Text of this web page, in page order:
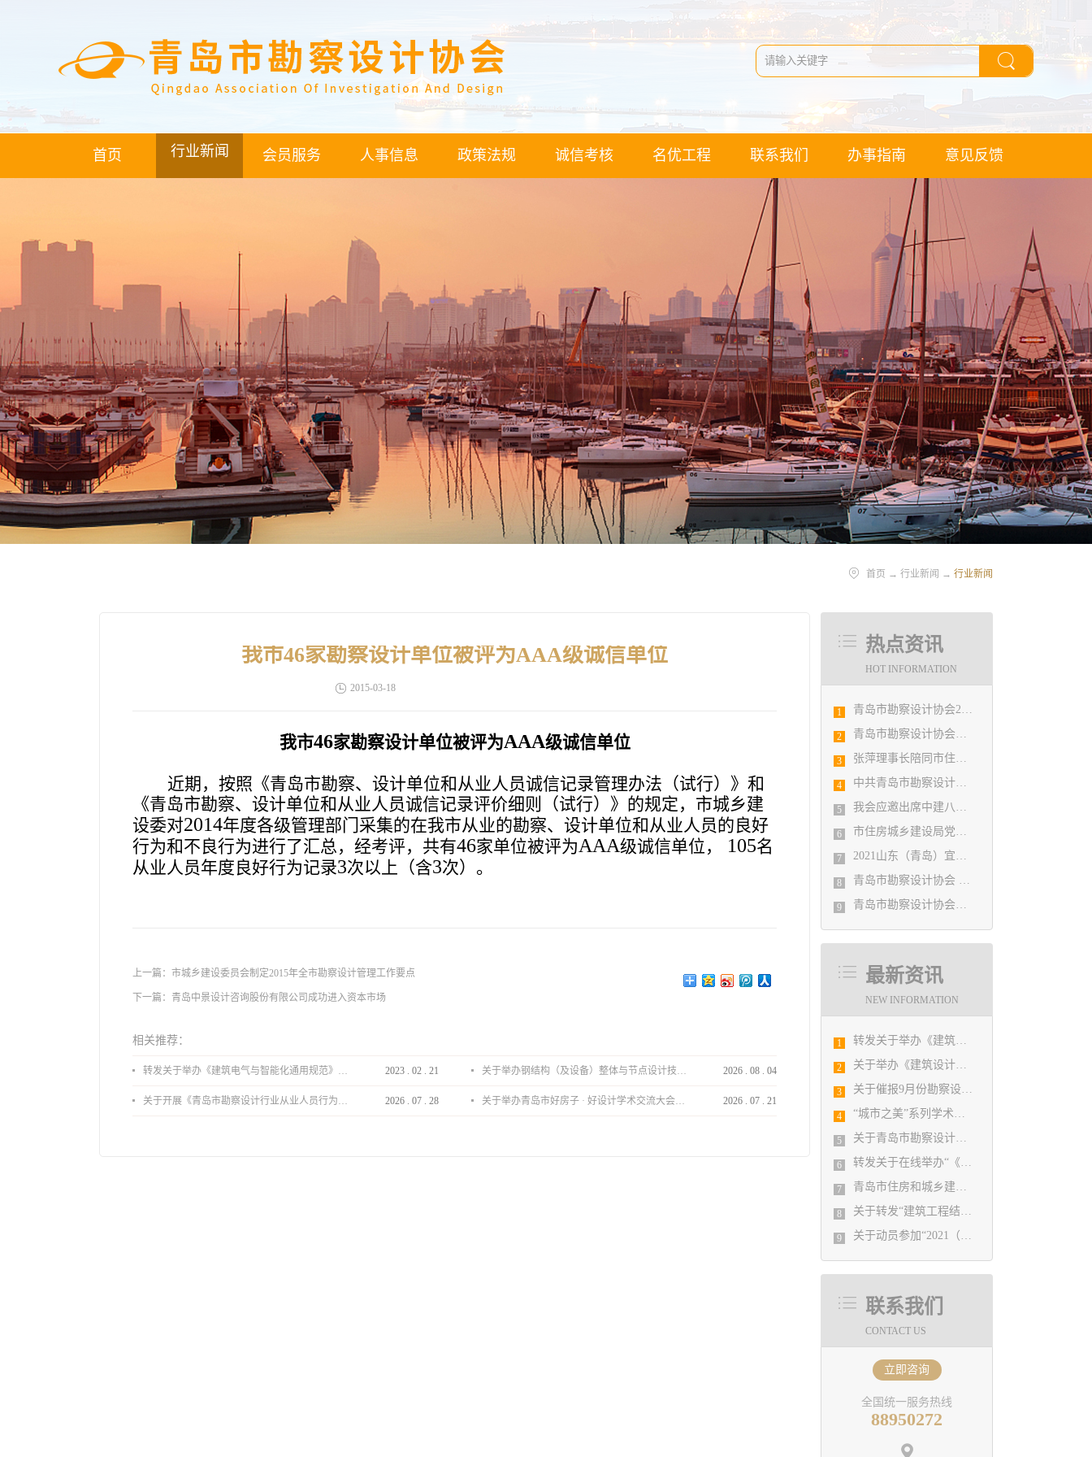
首页 行业新闻 会员服务 人事信息 政策法规 诚信考核 名优工程 联系我们 办事指南 意见反馈
首页 → 行业新闻 → 行业新闻
热点资讯
HOT INFORMATION
1 青岛市勘察设计协会2020年度第一次理事会顺利召开
2 青岛市勘察设计协会陪同市住房和城乡建设局刘波副局长走访调研会员单位
3 张萍理事长陪同市住房和城乡建设局赴陇南开展东西部扶贫协作工作
4 中共青岛市勘察设计协会党支部日前召开民主生活会
5 我会应邀出席中建八局四公司设计管理研究院揭牌仪式
6 市住房城乡建设局党组书记、局长陈勇调研市勘察设计协会及所属审图机构
7 2021山东（青岛）宜居博览会盛大开幕
8 青岛市勘察设计协会 第五届二次会员代表大会纪要
9 青岛市勘察设计协会党支部召开党史学习教育专题组织生活会
最新资讯
NEW INFORMATION
1 转发关于举办《建筑电气与智能化通用规范》 GB55024-2022公益宣贯的通知
2 关于举办《建筑设计防火规范》（2018版）和《建筑防烟排烟系统技术标准》GB51251-2017及建设工程消防设计审查验收疑难解析高级培训班
3 关于催报9月份勘察设计经济形势月报的通知
4 “城市之美”系列学术活动——设计赋能城市发展主题论坛成功举办
5 关于青岛市勘察设计协会通讯员的招募通知
6 转发关于在线举办“《建筑工程抗浮技术标准》JGJ476－2019宣贯及基坑降水技术应用”培训班的通知
7 青岛市住房和城乡建设局 关于推荐山东省建设工程消防验收技术专家的通知
8 关于转发“建筑工程结构设计中的岩土工程问题培训班”的通知
9 关于动员参加“2021（第五届）河湖生态论坛”活动的通知
联系我们
CONTACT US
立即咨询
全国统一服务热线
88950272
我市46家勘察设计单位被评为AAA级诚信单位
2015-03-18
我市46家勘察设计单位被评为AAA级诚信单位
近期， 按照《青岛市勘察、设计单位和从业人员诚信记录管理办法（试行）》和
《青岛市勘察、设计单位和从业人员诚信记录评价细则（试行）》的规定，市城乡建
设委对2014年度各级管理部门采集的在我市从业的勘察、设计单位和从业人员的良好
行为和不良行为进行了汇总，经考评，共有46家单位被评为AAA级诚信单位， 105名
从业人员年度良好行为记录3次以上（含3次）。
上一篇： 市城乡建设委员会制定2015年全市勘察设计管理工作要点
下一篇： 青岛中景设计咨询股份有限公司成功进入资本市场
相关推荐：
转发关于举办《建筑电气与智能化通用规范》 GB55024-2022公益宣贯的通知 2023 . 02 . 21 关于举办钢结构（及设备）整体与节点设计技术分享会的通知 2026 . 08 . 04
关于开展《青岛市勘察设计行业从业人员行为导则》、《青岛市住宅工程设计审查品质提升指引（2026版）》宣贯活动的通知 2026 . 07 . 28 关于举办青岛市好房子 · 好设计学术交流大会的通知 2026 . 07 . 21